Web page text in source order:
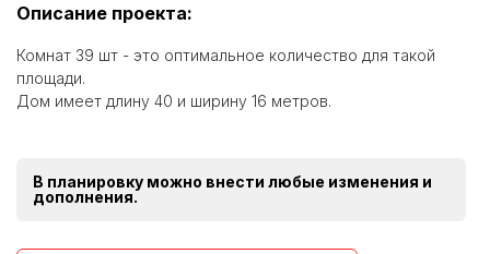
Описание проекта:
Комнат 39 шт - это оптимальное количество для такой
площади.
Дом имеет длину 40 и ширину 16 метров.
В планировку можно внести любые изменения и
дополнения.